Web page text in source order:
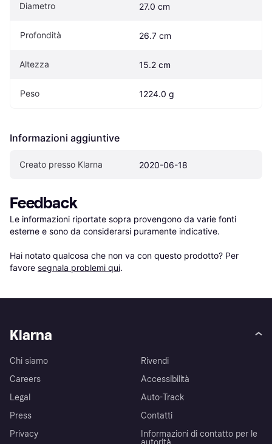
Diametro 27.0 cm
Profondità 26.7 cm
Altezza 15.2 cm
Peso 1224.0 g
Informazioni aggiuntive
Creato presso Klarna 2020-06-18
Feedback
Le informazioni riportate sopra provengono da varie fonti
esterne e sono da considerarsi puramente indicative.
Hai notato qualcosa che non va con questo prodotto? Per
favore segnala problemi qui.
Klarna
Chi siamo
Careers
Legal
Press
Privacy
Rivendi
Accessibilità
Auto-Track
Contatti
Informazioni di contatto per le